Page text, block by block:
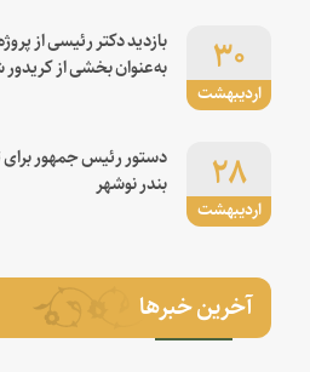
اردیبهشت
۳۰
بازدید دکتر رئیسی از
به‌عنوان بخشی از
اردیبهشت
۲۸
دستور رئیس جمهور
بندر نوشهر
آخرین خبرها